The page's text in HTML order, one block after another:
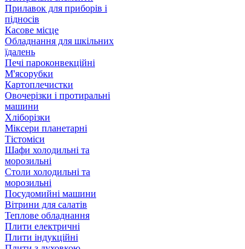
Прилавок для приборів і
підносів
Касове місце
Обладнання для шкільних
їдалень
Печі пароконвекційні
М'ясорубки
Картоплечистки
Овочерізки і протиральні
машини
Хліборізки
Міксери планетарні
Тістоміси
Шафи холодильні та
морозильні
Столи холодильні та
морозильні
Посудомийні машини
Вітрини для салатів
Теплове обладнання
Плити електричні
Плити індукційні